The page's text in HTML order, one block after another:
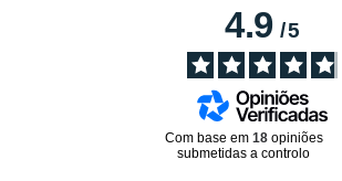
4.9/5
Com base em 18 opiniões
submetidas a controlo